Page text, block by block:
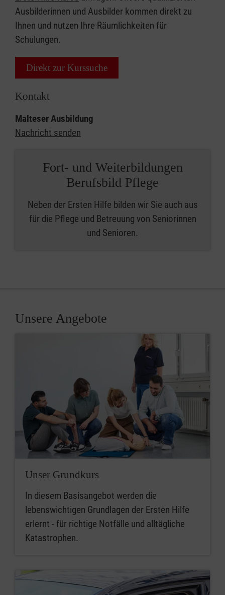
Ausbilderinnen und Ausbilder kommen direkt zu
Ihnen und nutzen Ihre Räumlichkeiten für
Schulungen.
Direkt zur Kurssuche
Kontakt
Malteser Ausbildung
Nachricht senden
Fort- und Weiterbildungen
Berufsbild Pflege
Neben der Ersten Hilfe bilden wir Sie auch aus
für die Pflege und Betreuung von Seniorinnen
und Senioren.
Unsere Angebote
Unser Grundkurs
In diesem Basisangebot werden die
lebenswichtigen Grundlagen der Ersten Hilfe
erlernt - für richtige Notfälle und alltägliche
Katastrophen.